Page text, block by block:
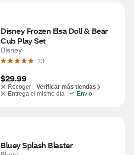
Disney Frozen Elsa Doll & Bear
Cub Play Set
Disney
23
$29.99
Recoger - Verificar más tiendas
Entrega el mismo día
Envío
Bluey Splash Blaster